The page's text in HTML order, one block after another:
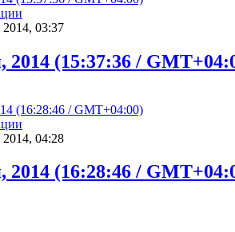
2014, 03:37
2014 (15:37:36 /
2014, 04:28
2014 (16:28:46 /